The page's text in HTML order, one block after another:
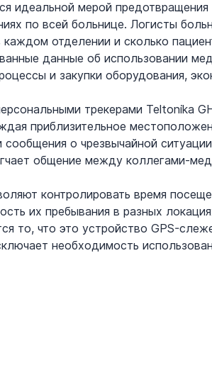
идеальной мерой
по всей больнице. Логисты
каждом отделении и сколько
данные об использовании
и закупки оборудования,
трекерами Teltonika
приблизительное
о чрезвычайной
общение между коллегами-
контролировать время
их пребывания в разных
то, что это устройство GPS-
необходимость